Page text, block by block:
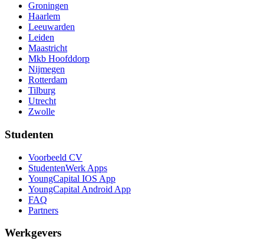
Groningen
Haarlem
Leeuwarden
Leiden
Maastricht
Mkb Hoofddorp
Nijmegen
Rotterdam
Tilburg
Utrecht
Zwolle
Studenten
Voorbeeld CV
StudentenWerk Apps
YoungCapital IOS App
YoungCapital Android App
FAQ
Partners
Werkgevers